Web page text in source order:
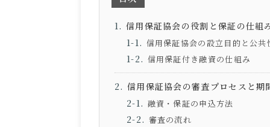
信用保証協会の役割と保証の仕組
信用保証協会の設立目的と公共
信用保証付き融資の仕組み
信用保証協会の審査プロセスと期
融資・保証の申込方法
審査の流れ